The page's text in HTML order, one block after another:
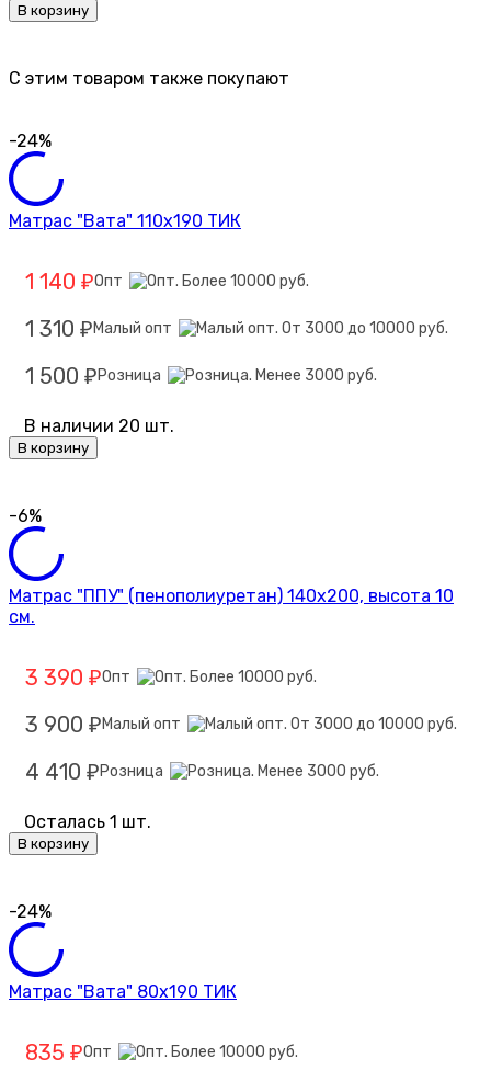
В корзину
C этим товаром также покупают
-24%
Матрас "Вата" 110х190 ТИК
1 140 ₽Опт
1 310 ₽ Малый опт
1 500 ₽ Розница
В наличии 20 шт.
В корзину
-6%
Матрас "ППУ" (пенополиуретан) 140х200, высота 10
см.
3 390 ₽Опт
3 900 ₽ Малый опт
4 410 ₽ Розница
Осталась 1 шт.
В корзину
-24%
Матрас "Вата" 80х190 ТИК
835 ₽Опт